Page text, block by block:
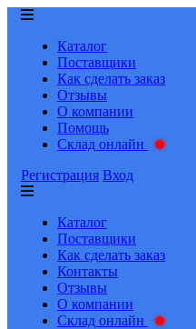
Каталог
Поставщики
Как сделать заказ
Отзывы
О компании
Помощь
Склад онлайн
Регистрация Вход
Каталог
Поставщики
Как сделать заказ
Контакты
Отзывы
О компании
Склад онлайн